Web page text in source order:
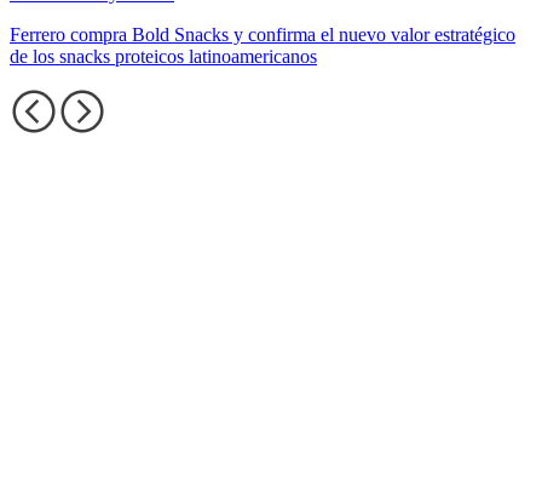
Ferrero compra Bold Snacks y confirma el nuevo valor estratégico
de los snacks proteicos latinoamericanos